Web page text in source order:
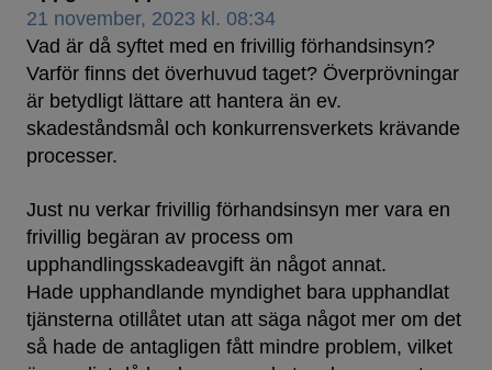
21 november, 2023 kl. 08:34
Vad är då syftet med en frivillig förhandsinsyn?
Varför finns det överhuvud taget? Överprövningar
är betydligt lättare att hantera än ev.
skadeståndsmål och konkurrensverkets krävande
processer.
Just nu verkar frivillig förhandsinsyn mer vara en
frivillig begäran av process om
upphandlingsskadeavgift än något annat.
Hade upphandlande myndighet bara upphandlat
tjänsterna otillåtet utan att säga något mer om det
så hade de antagligen fått mindre problem, vilket